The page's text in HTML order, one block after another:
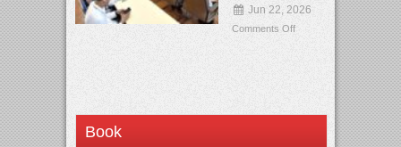
Jun 22, 2026
Comments Off
Book